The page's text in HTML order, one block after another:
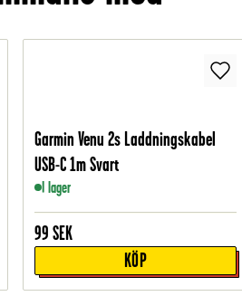
Garmin Venu 2s Laddningskabel
USB-C 1m Svart
I lager
99 SEK
KÖP